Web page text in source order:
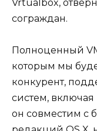
Vrtualbox,
сограждан.
Полноценный
которым мы
конкурент,
систем, включая
он совместим с